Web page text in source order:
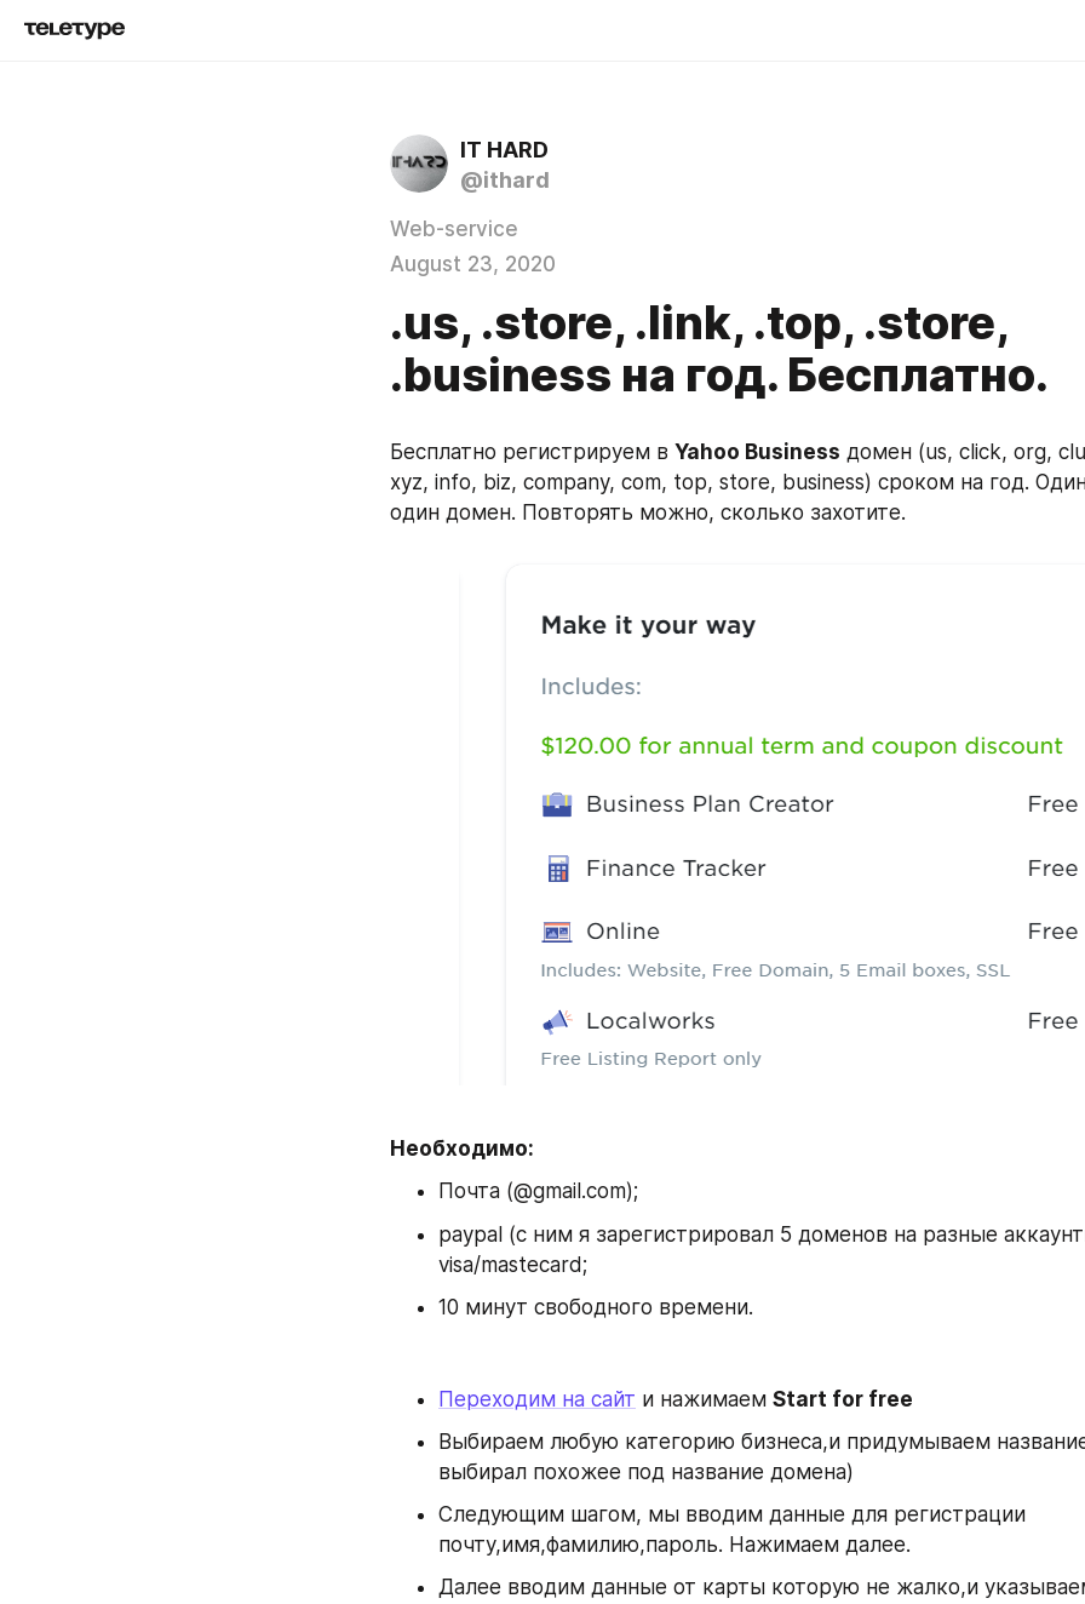
IT HARD
@ithard
Web-service
August 23, 2020
.us, .store, .link, .top, .store,
.business на год. Бесплатно.
Бесплатно регистрируем в Yahoo Business домен (us, click, org,
xyz, info, biz, company, com, top, store, business) сроком на год.
один домен. Повторять можно, сколько захотите.
Необходимо:
Почта (@gmail.com);
paypal (с ним я зарегистрировал 5 доменов на разные
visa/mastecard;
10 минут свободного времени.
Переходим на сайт и нажимаем Start for free
Выбираем любую категорию бизнеса,и придумываем
выбирал похожее под название домена)
Следующим шагом, мы вводим данные для регистрации
почту,имя,фамилию,пароль. Нажимаем далее.
Далее вводим данные от карты которую не жалко,и